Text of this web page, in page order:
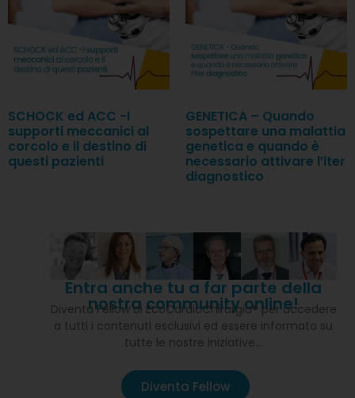
SCHOCK ed ACC -I
supporti meccanici al
corcolo e il destino di
questi pazienti
GENETICA – Quando
sospettare una malattia
genetica e quando è
necessario attivare l’iter
diagnostico
Entra anche tu a far parte della
nostra community online!
Diventa Fellow di EcoCardioChirurgia® per accedere
a tutti i contenuti esclusivi ed essere informato su
tutte le nostre iniziative…
Diventa Fellow